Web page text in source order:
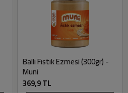
Ballı Fıstık Ezmesi (300gr) -
Muni
369,9 TL